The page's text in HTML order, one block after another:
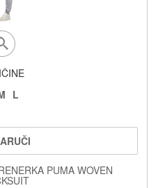
L
PUMA WOVEN